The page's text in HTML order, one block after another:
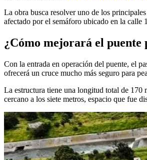
La obra busca resolver uno de los
afectado por el semáforo ubicado en la calle
¿Cómo mejorará el puente
Con la entrada en operación del puente, el
ofrecerá un cruce mucho más seguro para
La estructura tiene una longitud total de 170
cercano a los siete metros, espacio que fue